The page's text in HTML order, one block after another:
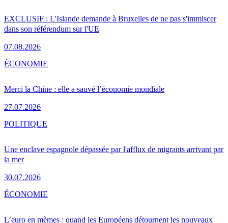
EXCLUSIF : L'Islande demande à Bruxelles de ne pas s'immiscer
dans son référendum sur l'UE
07.08.2026
Merci la Chine : elle a sauvé l’économie mondiale
27.07.2026
ÉCONOMIE
Une enclave espagnole dépassée par l'afflux de migrants arrivant par
la mer
30.07.2026
POLITIQUE
L’euro en mèmes : quand les Européens détournent les nouveaux
ÉCONOMIE